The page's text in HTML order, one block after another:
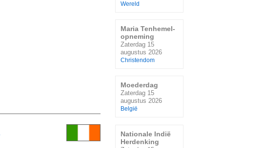
Wereld
Maria Tenhemel-
opneming
Zaterdag 15
augustus 2026
Christendom
Moederdag
Zaterdag 15
augustus 2026
België
Nationale Indië
Herdenking